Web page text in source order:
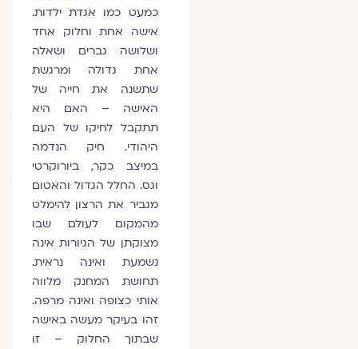
כמעט כמו אגדת ילדות.
אישה אחת וחלוק אחד
ושלושה גברים ושאלה
אחת גדולה ומרגשת
שתשנה את חייה של
האישה – האם היא
תתקבל לחיקו של העם
היהודי. חיק הנדמה
במיצב כקר, ביורוקרטי
וגס. החלל הגדול והאטום
מגביר את הרצון להימלט
מהמקום לעולם שבו
מצוקתן של הגיורות אינה
נשמעת ואינה נראית.
תחושת המחנק מלווה
אותי כצופה ואינה מרפה.
זהו בעיקר מעשה באישה
שבתוך החלוק – זו